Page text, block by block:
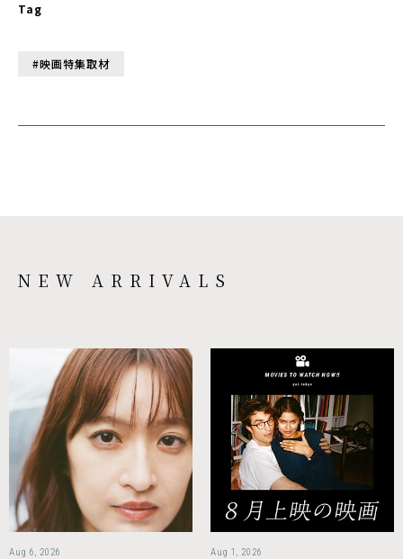
Tag
#映画特集取材
NEW ARRIVALS
Aug 6, 2026 Aug 1, 2026